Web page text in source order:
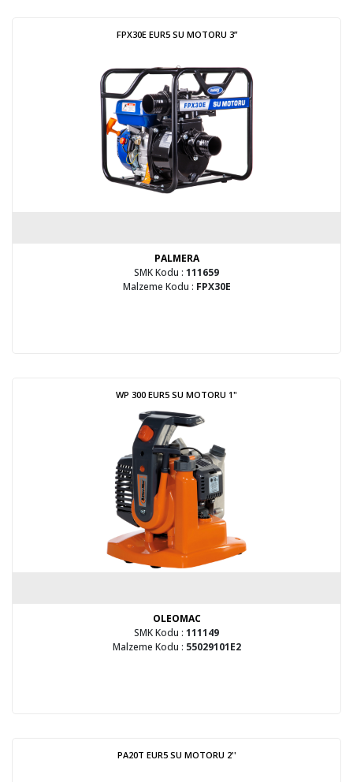
FPX30E EUR5 SU MOTORU 3”
PALMERA
SMK Kodu : 111659
Malzeme Kodu : FPX30E
WP 300 EUR5 SU MOTORU 1"
OLEOMAC
SMK Kodu : 111149
Malzeme Kodu : 55029101E2
PA20T EUR5 SU MOTORU 2''